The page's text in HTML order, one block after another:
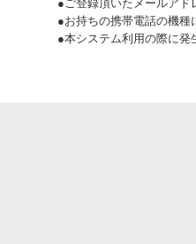
●ご登録頂いたメールアド
●お持ちの携帯電話の機種
●本システム利用の際に発